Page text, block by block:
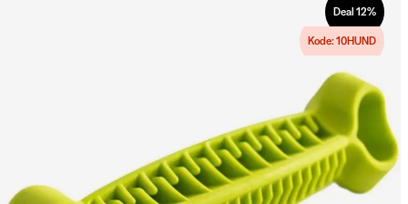
Deal 12%
Kode: 10HUND